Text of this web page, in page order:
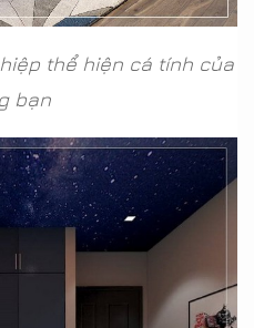
thể hiện cá tính của
bạn